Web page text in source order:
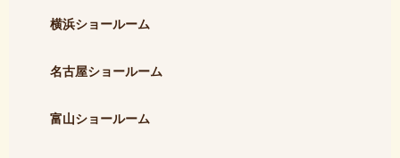
横浜ショールーム
名古屋ショールーム
富山ショールーム